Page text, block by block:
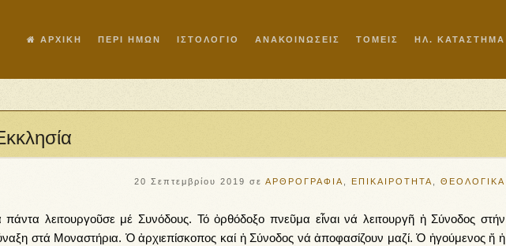
ΑΡΧΙΚΗ ΠΕΡΙ ΗΜΩΝ ΙΣΤΟΛΟΓΙΟ ΑΝΑΚΟΙΝΩΣΕΙΣ ΤΟΜΕΙΣ ΗΛ. ΚΑΤΑΣΤΗΜΑ
20 Σεπτεμβρίου 2019 σε ΑΡΘΡΟΓΡΑΦΙΑ ΕΠΙΚΑΙΡΟΤΗΤΑ ΘΕΟΛΟΓΙΚΑ
λειτουργοῦσε μέ Συνόδους. Τό ὀρθόδοξο πνεῦμα εἶναι νά λειτουργῆ ἡ Σύνοδος στήν
στά Μοναστήρια. Ὁ ἀρχιεπίσκοπος καί ἡ Σύνοδος νά ἀποφασίζουν μαζί. Ὁ ἡγούμενος ἤ ἡ